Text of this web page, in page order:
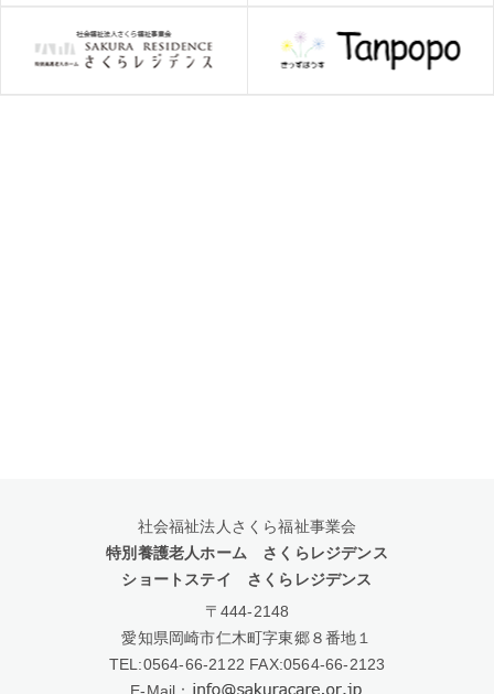
社会福祉法人さくら福祉事業会
特別養護老人ホーム さくらレジデンス
ショートステイ さくらレジデンス
〒444-2148
愛知県岡崎市仁木町字東郷８番地１
TEL:0564-66-2122 FAX:0564-66-2123
E-Mail：